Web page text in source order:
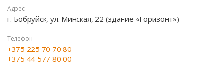
Адрес
г. Бобруйск, ул. Минская, 22 (здание «Горизонт»)
Телефон
+375 225 70 70 80
+375 44 577 80 00